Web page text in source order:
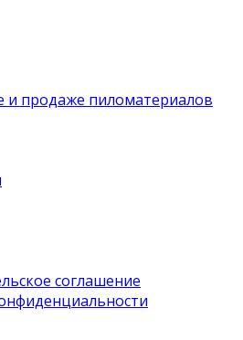
и продаже пиломатериалов
соглашение